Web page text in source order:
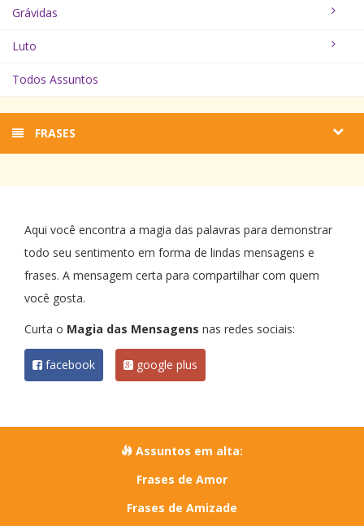
Grávidas
Luto
Todos Assuntos
FRASES
Aqui você encontra a magia das palavras para demonstrar
todo seu sentimento em forma de lindas mensagens e
frases. A mensagem certa para compartilhar com quem
você gosta.
Curta o Magia das Mensagens nas redes sociais:
facebook google plus
Assuntos em alta:
Frases de Amor
Frases de Amizade